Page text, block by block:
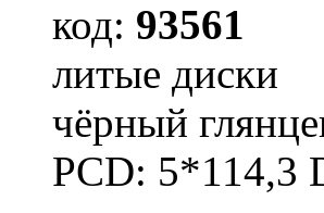
код: 93561
литые диски
чёрный
PCD: 5*114,3